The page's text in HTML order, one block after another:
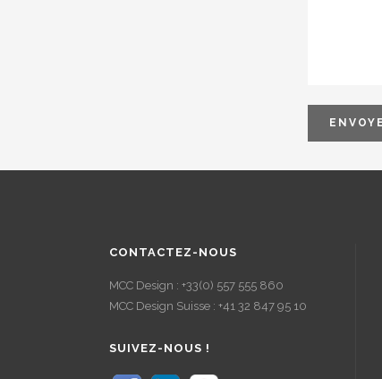
CONTACTEZ-NOUS
MCC Design : +33(0) 557 555 860
MCC Design Suisse : +41 32 847 95 10
SUIVEZ-NOUS !